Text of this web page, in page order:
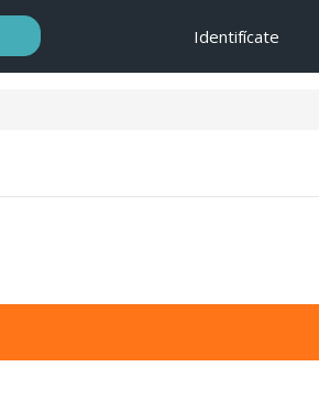
Identifícate